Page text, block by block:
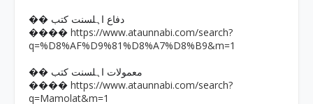
�� دفاع اہلسنت کتب
���� https://www.ataunnabi.com/search?
q=%D8%AF%D9%81%D8%A7%D8%B9&m=1
�� معمولات اہلسنت کتب
���� https://www.ataunnabi.com/search?
q=Mamolat&m=1